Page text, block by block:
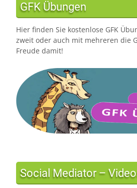
GFK Übungen
Hier finden Sie kostenlose GFK
zweit oder auch mit mehreren die
Freude damit!
Social Mediator –